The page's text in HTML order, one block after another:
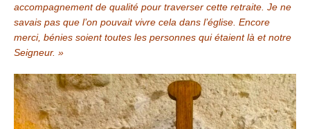
accompagnement de qualité pour traverser cette retraite. Je ne
savais pas que l’on pouvait vivre cela dans l’église. Encore
merci, bénies soient toutes les personnes qui étaient là et notre
Seigneur. »